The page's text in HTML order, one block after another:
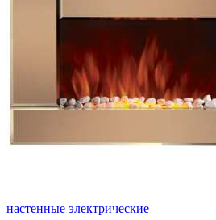
настенные электрические